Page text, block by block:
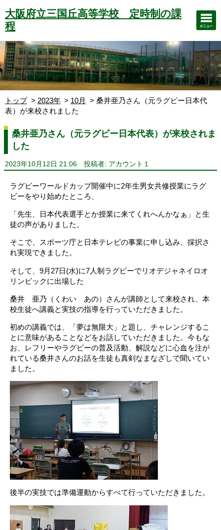
大阪府立三国丘高等学校 定時制の課
程
トップ 2023年 10月
桑井亜乃さん（元ラグビー日本代
表）が来校されました
桑井亜乃さん（元ラグビー日本代表）が来校されま
した
2023年10月12日 21:06 投稿者: アカウント１
ラグビーワールドカップ開催中に2年生男女共修授業にラグ
ビーをやり始めたところ、
「先生、日本代表選手とか授業に来てくれへんかなぁ」と生
徒の声がありました。
そこで、スポーツ庁と日本テレビの事業に申し込み、採択さ
れ実現できました。
そして、9月27日(水)に7人制ラグビーでリオデジャネイロオ
リンピックに出場した
桑井 亜乃（くわい あの）さんが講師として来校され、本
校生徒へ講義と実技の指導を行っていただきました。
初めの講義では、「夢は無限大」と題し、チャレンジするこ
とに意味があることなどをお話していただきました。今もな
お、レフリーやラグビーの普及活動、解説などに心血を注が
れている桑井さんのお話を生徒も真剣なまなざしで聞いてい
ました。
後半の実技では準備運動からすべて行っていただきました。